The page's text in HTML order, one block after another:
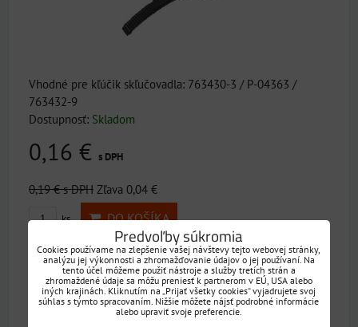
Vhodné pre kľúčik skľučovadla: 763430-3 / P-04363 /
763432-9
Dostupnosť: Skladom
0,16 € s DPH
0,19 €s DPH Zľava 0,04 €
ks DO KOŠÍKA
192016-0
20% ZĽAVA
Predvoľby súkromia
Cookies používame na zlepšenie vašej návštevy tejto webovej stránky,
analýzu jej výkonnosti a zhromažďovanie údajov o jej používaní. Na
tento účel môžeme použiť nástroje a služby tretích strán a
zhromaždené údaje sa môžu preniesť k partnerom v EÚ, USA alebo
iných krajinách. Kliknutím na „Prijať všetky cookies“ vyjadrujete svoj
súhlas s týmto spracovaním. Nižšie môžete nájsť podrobné informácie
alebo upraviť svoje preferencie.